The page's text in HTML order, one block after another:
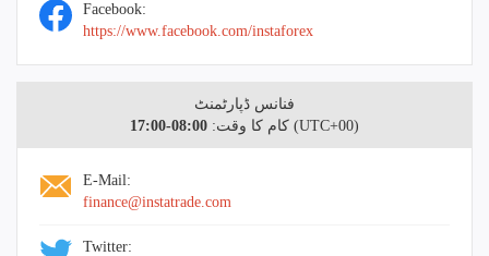
Facebook:
https://www.facebook.com/instaforex
فنانس ڈپارٹمنٹ
کام کا وقت: 08:00-17:00 (UTC+00)
E-Mail:
finance@instatrade.com
Twitter: